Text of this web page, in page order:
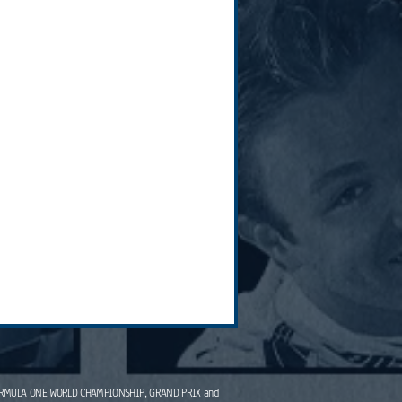
ONE WORLD CHAMPIONSHIP, GRAND PRIX and